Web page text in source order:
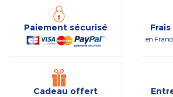
Paiement sécurisé
en
Cadeau offert